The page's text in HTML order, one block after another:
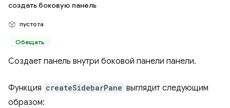
создать боковую панель
пустота
Обещать
Создает панель внутри боковой панели панели.
Функция createSidebarPane выглядит следующим
образом: